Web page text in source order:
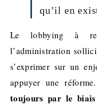
qu’il en
Le lobbying à
l’administration
s’exprimer sur un
appuyer une
toujours par le